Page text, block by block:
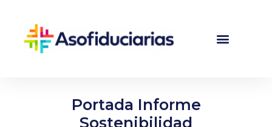
Portada Informe
Sostenibilidad